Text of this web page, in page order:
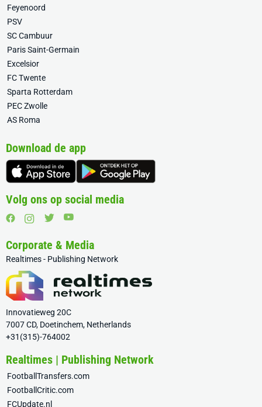
Feyenoord
PSV
SC Cambuur
Paris Saint-Germain
Excelsior
FC Twente
Sparta Rotterdam
PEC Zwolle
AS Roma
Download de app
Volg ons op social media
Corporate & Media
Realtimes - Publishing Network
Innovatieweg 20C
7007 CD, Doetinchem, Netherlands
+31(315)-764002
Realtimes | Publishing Network
FootballTransfers.com
FootballCritic.com
FCUpdate.nl